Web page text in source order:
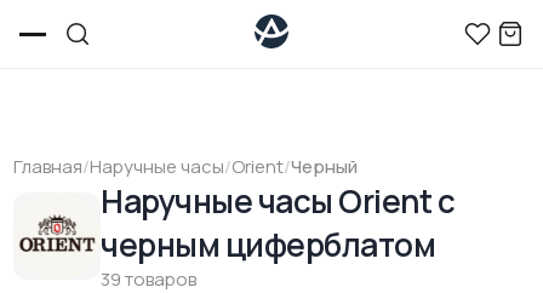
Главная/Наручные часы/Orient/Черный
Наручные часы Orient с
черным циферблатом
39 товаров